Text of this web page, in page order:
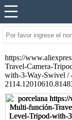
https://
Travel-Camera-
with-3-Way-Swivel /